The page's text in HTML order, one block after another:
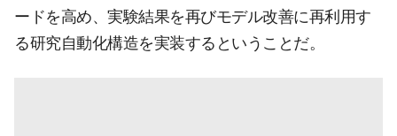
ードを高め、実験結果を再びモデル改善に再利用す
る研究自動化構造を実装するということだ。